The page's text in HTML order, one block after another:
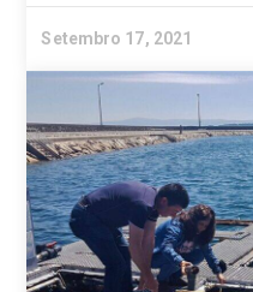
Setembro 17, 2021